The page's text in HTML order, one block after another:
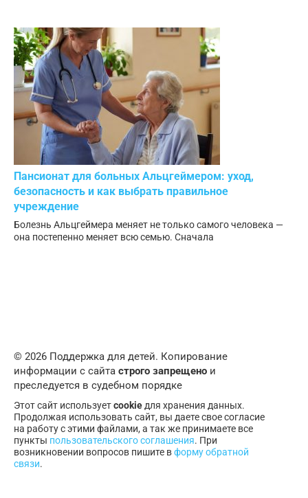
Пансионат для больных Альцгеймером: уход,
безопасность и как выбрать правильное
учреждение
Болезнь Альцгеймера меняет не только самого человека —
она постепенно меняет всю семью. Сначала
© 2026 Поддержка для детей. Копирование
информации с сайта строго запрещено и
преследуется в судебном порядке
Этот сайт используетcookie для хранения данных.
Продолжая использовать сайт, вы даете свое согласие
на работу с этими файлами, а так же принимаете все
пункты пользовательского соглашения. При
возникновении вопросов пишите вформу обратной
связи.